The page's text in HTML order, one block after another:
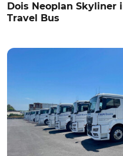
Dois Neoplan
Travel Bus